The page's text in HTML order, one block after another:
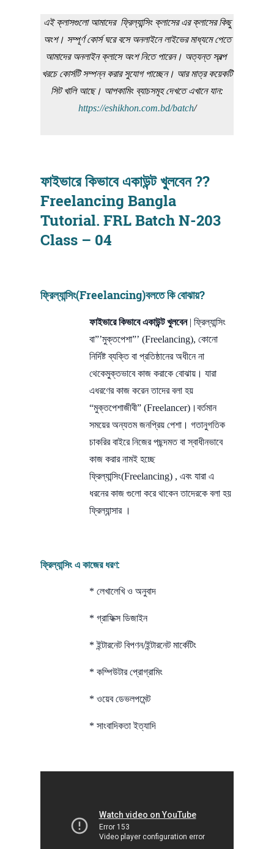
এই ক্লাসগুলো আমাদের ফ্রিল্যান্সিং ক্লাসের এর ক্লাসের কিছু
অংশ। সম্পূর্ণ কোর্স ঘরে বসে অনলাইনে লাইভের মাধ্যমে পেতে
আমাদের অনলাইন ক্লাসে অংশ নিতে পারেন। অত্যন্ত স্বল্প
খরচে কোর্সটি সম্পন্ন করার সুযোগ পাচ্ছেন। আর মাত্র কয়েকটি
সিট খালি আছে। আপকামিং ব্যাচসমূহ দেখতে এখানে যান:
https://eshikhon.com.bd/batch/
ফাইভারে কিভাবে একাউন্ট খুলবেন ??
Freelancing Bangla
Tutorial. FRL Batch N-203
Class – 04
ফ্রিল্যান্সিং(Freelancing)বলতে কি বোঝায়?
ফাইভারে কিভাবে একাউন্ট খুলবেন| ফ্রিল্যান্সিং
বা”’মুক্তপেশা”’ (Freelancing), কোনো
নির্দিষ্ট ব্যক্তি বা প্রতিষ্ঠানের অধীনে না
থেকেমু্ক্তভাবে কাজ করাকে বোঝায়। যারা
এধরণের কাজ করেন তাদের বলা হয়
“মুক্তপেশাজীবী” (Freelancer)।বর্তমান
সময়ের অন্যতম জনপ্রিয় পেশা। গতানুগতিক
চাকরির বাইরে নিজের পছন্দমত বা স্বাধীনভাবে
কাজ করার নামই হচ্ছে
ফ্রিল্যান্সিং(Freelancing) , এবং যারা এ
ধরনের কাজ গুলো করে থাকেন তাদেরকে বলা হয়
ফ্রিল্যান্সার ।
ফ্রিল্যান্সিং এ কাজের ধরণ:
* লেখালেখি ও অনুবাদ
* গ্রাফিক্স ডিজাইন
* ইন্টারনেট বিপণন/ইন্টারনেট মার্কেটিং
* কম্পিউটার প্রোগ্রামিং
* ওয়েব ডেভলপমেন্ট
* সাংবাদিকতা ইত্যাদি